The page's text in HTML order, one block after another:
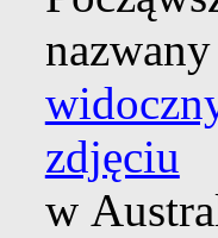
zdjęciu
w